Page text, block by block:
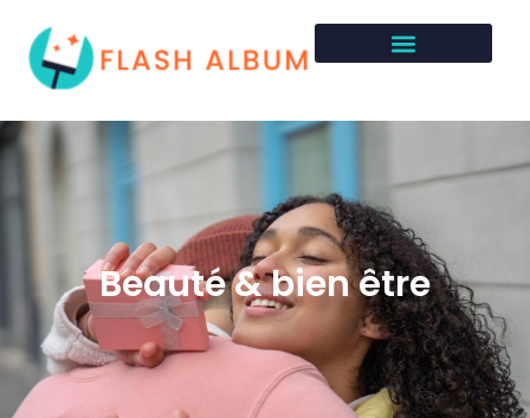
Beauté & bien être